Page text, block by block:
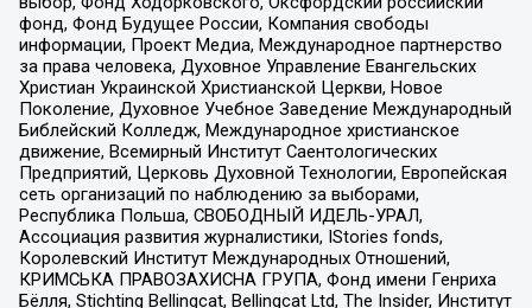
фонд, Фонд Будущее России, Компания свободы
информации, Проект Медиа, Международное партнерство
за права человека, Духовное Управление Евангельских
Христиан Украинской Христианской Церкви, Новое
Поколение, Духовное Учебное Заведение Международный
Библейский Колледж, Международное христианское
движение, Всемирный Институт Саентологических
Предприятий, Церковь Духовной Технологии, Европейская
сеть организаций по наблюдению за выборами,
Республика Польша, СВОБОДНЫЙ ИДЕЛЬ-УРАЛ,
Ассоциация развития журналистики, IStories fonds,
Королевский Институт Международных Отношений,
КРИМСЬКА ПРАВОЗАХИСНА ГРУПА, Фонд имени Генриха
Бёлля, Stichting Bellingcat, Bellingcat Ltd, The Insider, Институт